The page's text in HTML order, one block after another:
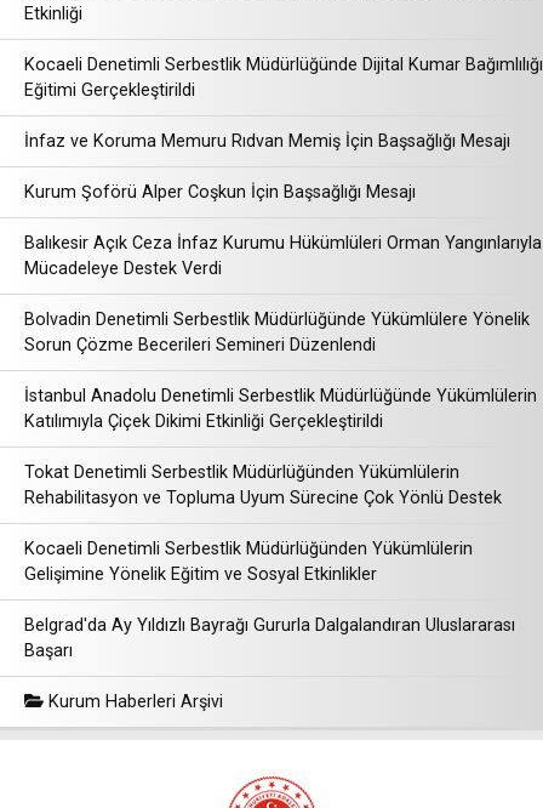
Etkinliği
Kocaeli Denetimli Serbestlik Müdürlüğünde Dijital Kumar Bağımlılığı
Eğitimi Gerçekleştirildi
İnfaz ve Koruma Memuru Rıdvan Memiş İçin Başsağlığı Mesajı
Kurum Şoförü Alper Coşkun İçin Başsağlığı Mesajı
Balıkesir Açık Ceza İnfaz Kurumu Hükümlüleri Orman Yangınlarıyla
Mücadeleye Destek Verdi
Bolvadin Denetimli Serbestlik Müdürlüğünde Yükümlülere Yönelik
Sorun Çözme Becerileri Semineri Düzenlendi
İstanbul Anadolu Denetimli Serbestlik Müdürlüğünde Yükümlülerin
Katılımıyla Çiçek Dikimi Etkinliği Gerçekleştirildi
Tokat Denetimli Serbestlik Müdürlüğünden Yükümlülerin
Rehabilitasyon ve Topluma Uyum Sürecine Çok Yönlü Destek
Kocaeli Denetimli Serbestlik Müdürlüğünden Yükümlülerin
Gelişimine Yönelik Eğitim ve Sosyal Etkinlikler
Belgrad'da Ay Yıldızlı Bayrağı Gururla Dalgalandıran Uluslararası
Başarı
Kurum Haberleri Arşivi